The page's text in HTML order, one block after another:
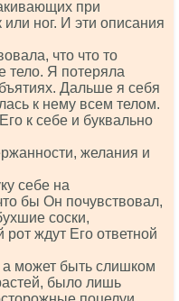
при
ног. И эти описания
что что то
тело. Я потеряла
Дальше я себя
к нему всем телом.
к себе и буквально
желания и
себе на
бы Он почувствовал,
соски,
ждут Его ответной
а может быть слишком
было лишь